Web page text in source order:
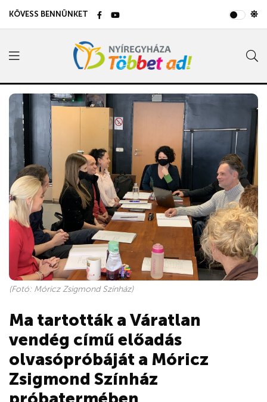
KÖVESS BENNÜNKET
(Fotó: Móricz Zsigmond Színház)
Ma tartották a Váratlan
vendég című előadás
olvasópróbáját a Móricz
Zsigmond Színház